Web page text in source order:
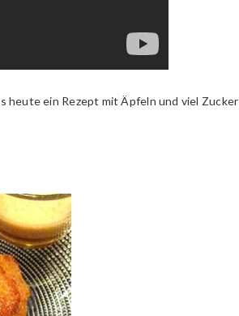
heute ein Rezept mit Äpfeln und viel Zucker